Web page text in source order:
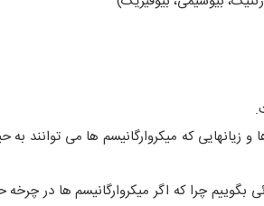
زیانهایی که میکروارگانیسم ها می توانند به
بگوییم چرا که اگر میکروارگانیسم ها در چرخه